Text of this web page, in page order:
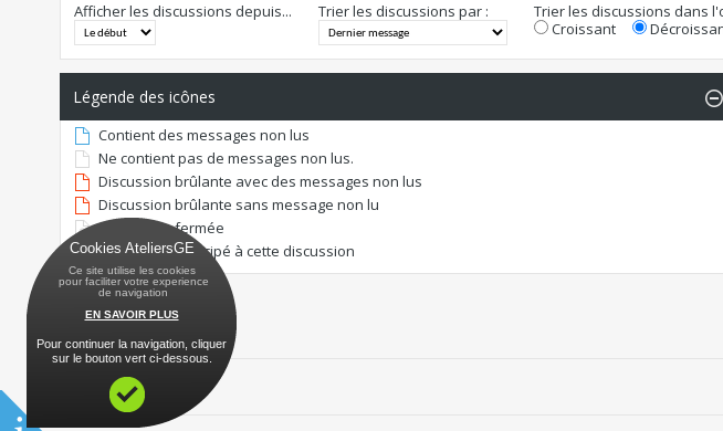
Afficher les discussions depuis... Trier les discussions par :
Trier les discussions dans
Croissant
Légende des icônes
Contient des messages non lus
Ne contient pas de messages non lus.
Discussion brûlante avec des messages non lus
Discussion brûlante sans message non lu
Discussion fermée
Vous avez participé à cette discussion
Cookies AteliersGE
Ce site utilise les cookies
pour faciliter votre experience
de navigation
EN SAVOIR PLUS
Pour continuer la navigation, cliquer
sur le bouton vert ci-dessous.